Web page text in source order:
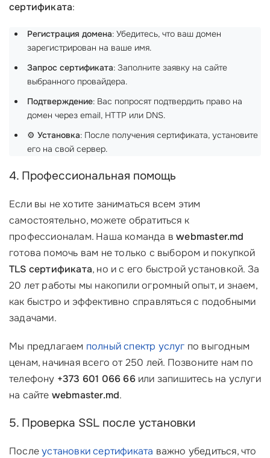
сертификата:
Регистрация домена: Убедитесь, что ваш домен
зарегистрирован на ваше имя.
Запрос сертификата: Заполните заявку на сайте
выбранного провайдера.
Подтверждение: Вас попросят подтвердить право на
домен через email, HTTP или DNS.
⚙️ Установка: После получения сертификата, установите
его на свой сервер.
4. Профессиональная помощь
Если вы не хотите заниматься всем этим
самостоятельно, можете обратиться к
профессионалам. Наша команда вwebmaster.md
готова помочь вам не только с выбором и покупкой
TLS сертификата, но и с его быстрой установкой. За
20 лет работы мы накопили огромный опыт, и знаем,
как быстро и эффективно справляться с подобными
задачами.
Мы предлагаем полный спектр услуг по выгодным
ценам, начиная всего от 250 лей. Позвоните нам по
телефону +373 601 066 66или запишитесь на услуги
на сайте webmaster.md.
5. Проверка SSL после установки
Послеустановки сертификата важно убедиться, что